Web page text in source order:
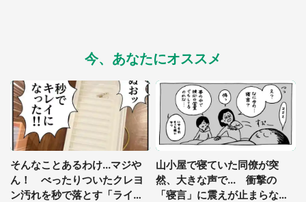
都道府選択
今、あなたにオススメ
そんなことあるわけ...マジや
ん！ べったりついたクレヨ
ン汚れを秒で落とす「ライフ
山小屋で寝ていた同僚が突
然、大きな声で... 衝撃の
「寝言」に震えが止まらなく